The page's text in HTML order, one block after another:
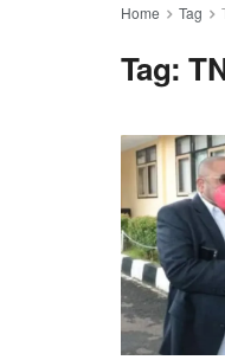
Home Tag
Tag: